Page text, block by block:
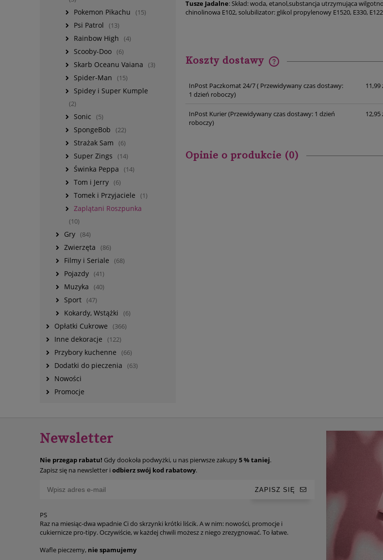
Pokemon Pikachu (15)
Psi Patrol (13)
Rainbow High (4)
Scooby-Doo (6)
Skarb Oceanu Vaiana (3)
Spider-Man (15)
Spidey i Super Kumple
(2)
Sonic (5)
SpongeBob (22)
Strażak Sam (6)
Super Zings (14)
Świnka Peppa (14)
Tom i Jerry (6)
Tomek i Przyjaciele (1)
Zaplątani Roszpunka
(10)
Gry (84)
Zwierzęta (86)
Filmy i Seriale (68)
Pojazdy (41)
Muzyka (40)
Sport (47)
Kokardy, Wstążki (6)
Opłatki Cukrowe (366)
Inne dekoracje (122)
Przybory kuchenne (66)
Dodatki do pieczenia (63)
Nowości
Promocje
Tusze Jadalne: Skład: woda, etanol,substancja utrzymująca
chinolinowa E102, solubilizator: glikol propylenowy E1520, E330,
Koszty dostawy
Cena nie zawiera ewentualnych
InPost Paczkomat 24/7( Przewidywany czas dostawy:
1 dzień roboczy)
11,99
InPost Kurier(Przewidywany czas dostawy: 1 dzień
roboczy)
12,95
Opinie o produkcie (0)
Newsletter
Nie przegap rabatu! Gdy dookoła podwyżki, u nas pierwsze zakupy5 % taniej.
Zapisz się na newsletter i odbierz swój kod rabatowy.
ZAPISZ SIĘ
PS
Raz na miesiąc-dwa wpadnie Ci do skrzynki krótki liścik. A w nim: nowości, promocje i
cukiernicze pro-tipy. Oczywiście, w każdej chwili możesz z niego zrezygnować. To łatwe.
Wafle pieczemy, nie spamujemy